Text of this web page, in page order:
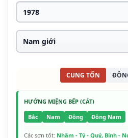
CUNG TỐN
HƯỚNG MIỆNG BẾP (CÁT)
Bắc
Nam Đông Đông Nam
Các sơn tốt: Nhâm - Tý - Quý, Bính -